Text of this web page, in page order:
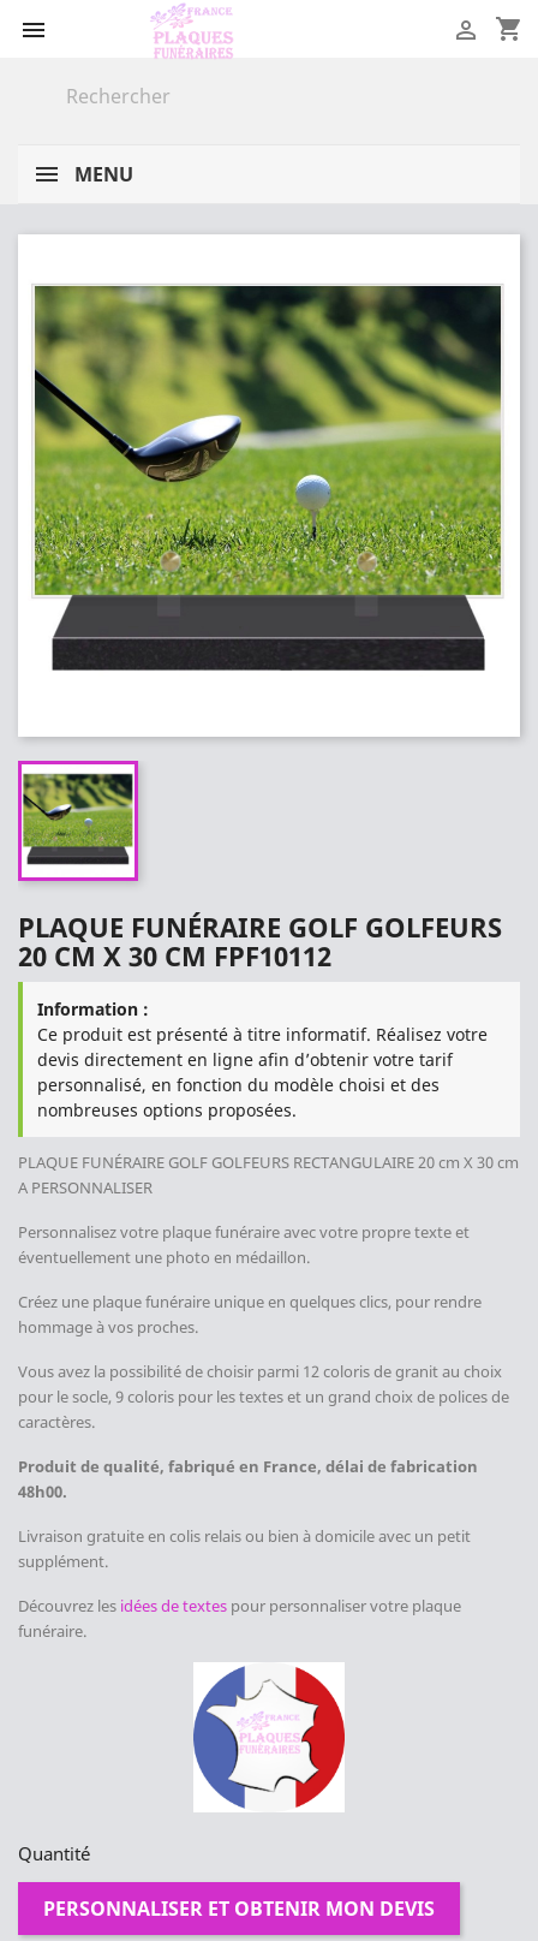
 shopping_cart

MENU
PLAQUE FUNÉRAIRE GOLF GOLFEURS
20 CM X 30 CM FPF10112
Information :
Ce produit est présenté à titre informatif. Réalisez votre
devis directement en ligne afin d’obtenir votre tarif
personnalisé, en fonction du modèle choisi et des
nombreuses options proposées.
PLAQUE FUNÉRAIRE GOLF GOLFEURS RECTANGULAIRE 20 cm X 30 cm
A PERSONNALISER
Personnalisez votre plaque funéraire avec votre propre texte et
éventuellement une photo en médaillon.
Créez une plaque funéraire unique en quelques clics, pour rendre
hommage à vos proches.
Vous avez la possibilité de choisir parmi 12 coloris de granit au choix
pour le socle, 9 coloris pour les textes et un grand choix de polices de
caractères.
Produit de qualité, fabriqué en France, délai de fabrication
48h00.
Livraison gratuite en colis relais ou bien à domicile avec un petit
supplément.
Découvrez les idées de textes pour personnaliser votre plaque
funéraire.
Quantité
PERSONNALISER ET OBTENIR MON DEVIS